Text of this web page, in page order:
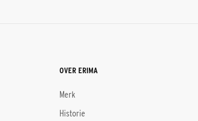
OVER ERIMA
Merk
Historie